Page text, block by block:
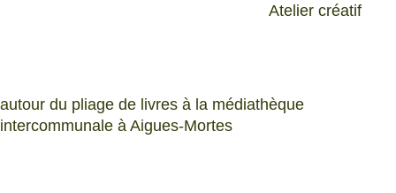
Atelier créatif
autour du pliage de livres à la médiathèque
intercommunale à Aigues-Mortes